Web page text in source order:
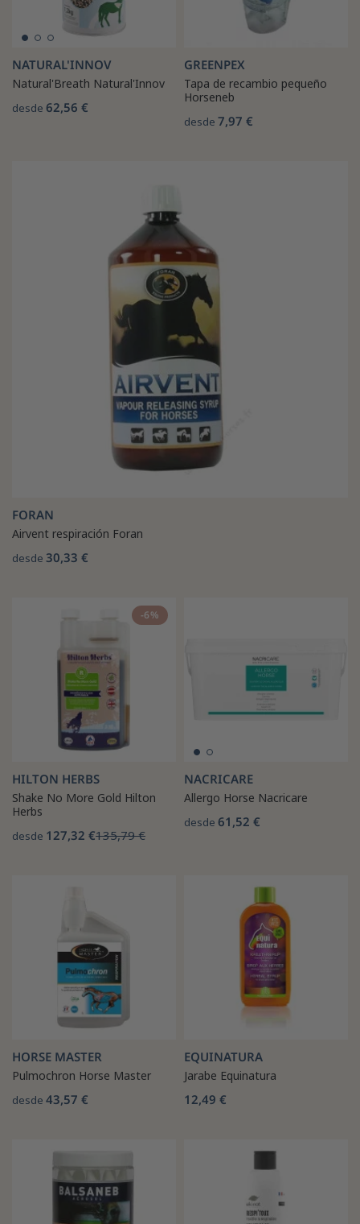
NATURAL'INNOV
Natural'Breath Natural'Innov
desde 62,56 €
GREENPEX
Tapa de recambio pequeño
Horseneb
desde 7,97 €
FORAN
Airvent respiración Foran
desde 30,33 €
-6%
HILTON HERBS
Shake No More Gold Hilton
Herbs
desde 127,32 €135,79 €
NACRICARE
Allergo Horse Nacricare
desde 61,52 €
HORSE MASTER
Pulmochron Horse Master
desde 43,57 €
EQUINATURA
Jarabe Equinatura
12,49 €